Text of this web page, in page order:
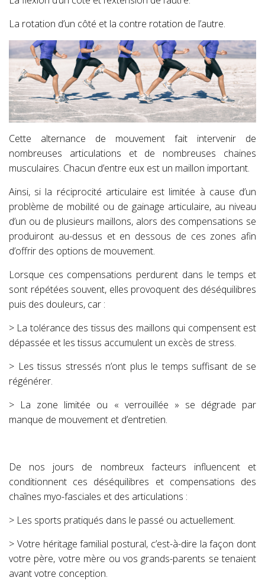
La rotation d’un côté et la contre rotation de l’autre.
Cette alternance de mouvement fait intervenir de
nombreuses articulations et de nombreuses chaines
musculaires. Chacun d’entre eux est un maillon important.
Ainsi, si la réciprocité articulaire est limitée à cause d’un
problème de mobilité ou de gainage articulaire, au niveau
d’un ou de plusieurs maillons, alors des compensations se
produiront au-dessus et en dessous de ces zones afin
d’offrir des options de mouvement.
Lorsque ces compensations perdurent dans le temps et
sont répétées souvent, elles provoquent des déséquilibres
puis des douleurs, car :
> La tolérance des tissus des maillons qui compensent est
dépassée et les tissus accumulent un excès de stress.
> Les tissus stressés n’ont plus le temps suffisant de se
régénérer.
> La zone limitée ou « verrouillée » se dégrade par
manque de mouvement et d’entretien.
De nos jours de nombreux facteurs influencent et
conditionnent ces déséquilibres et compensations des
chaînes myo-fasciales et des articulations :
> Les sports pratiqués dans le passé ou actuellement.
> Votre héritage familial postural, c’est-à-dire la façon dont
votre père, votre mère ou vos grands-parents se tenaient
avant votre conception.